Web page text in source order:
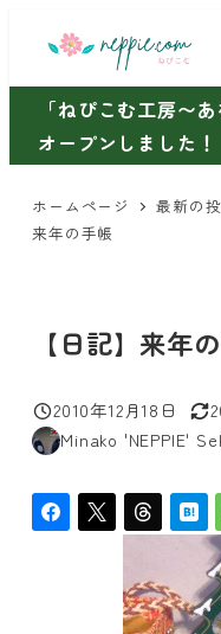
ン
ン
「ねぴこむ工房〜
オープンしました！
ホームページ 最新の
来年の手帳
【日記】来年
投稿日
2010年12月18日
更
著
Minako 'NEPPIE'